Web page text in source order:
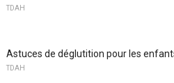
TDAH
Astuces de déglutition pour les
TDAH